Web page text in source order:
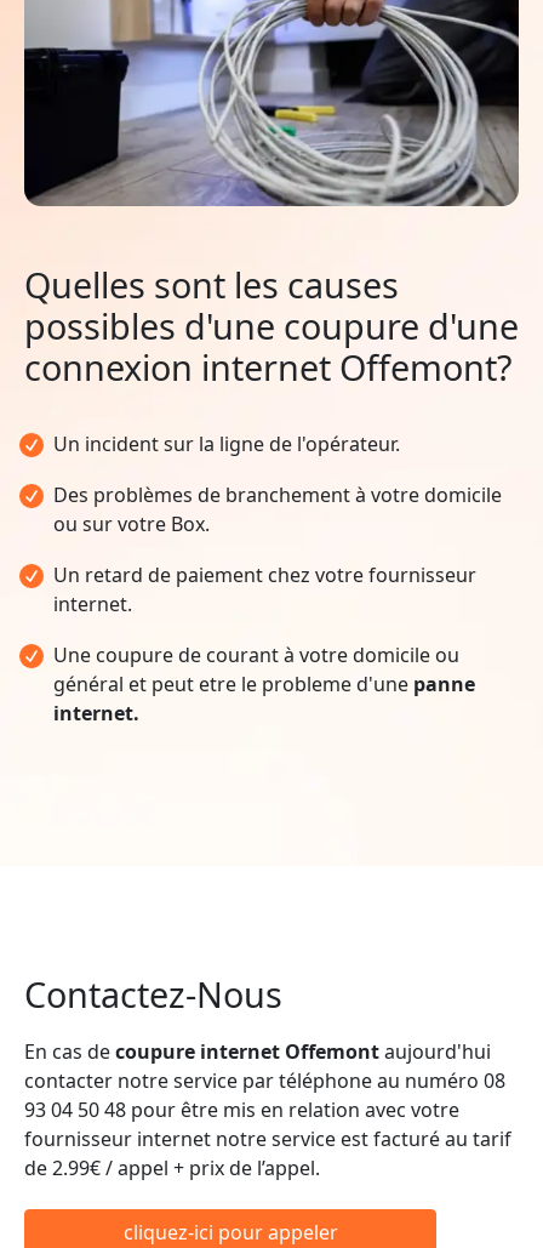
Quelles sont les causes
possibles d'une coupure d'une
connexion internet Offemont?
Un incident sur la ligne de l'opérateur.
Des problèmes de branchement à votre domicile
ou sur votre Box.
Un retard de paiement chez votre fournisseur
internet.
Une coupure de courant à votre domicile ou
général et peut etre le probleme d'une panne
internet.
Contactez-Nous
En cas decoupure internet Offemontaujourd'hui
contacter notre service par téléphone au numéro 08
93 04 50 48 pour être mis en relation avec votre
fournisseur internet notre service est facturé au tarif
de 2.99€ / appel + prix de l’appel.
cliquez-ici pour appeler